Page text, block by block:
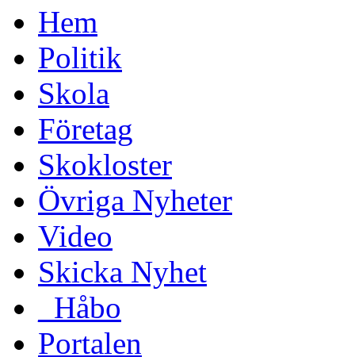
Hem
Politik
Skola
Företag
Skokloster
Övriga Nyheter
Video
Skicka Nyhet
_Håbo
Portalen